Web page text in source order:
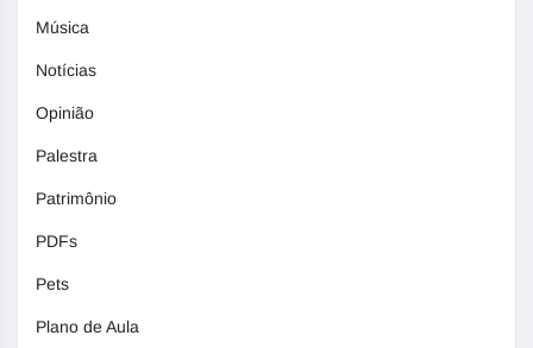
Música
Notícias
Opinião
Palestra
Patrimônio
PDFs
Pets
Plano de Aula